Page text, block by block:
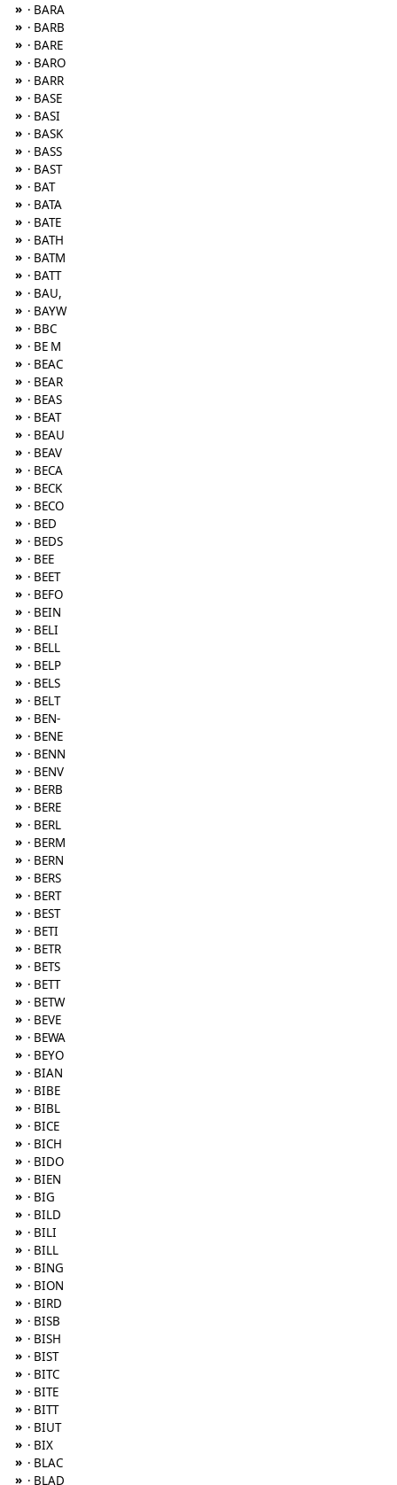
» · BARA
» · BARB
» · BARE
» · BARO
» · BARR
» · BASE
» · BASI
» · BASK
» · BASS
» · BAST
» · BAT
» · BATA
» · BATE
» · BATH
» · BATM
» · BATT
» · BAU,
» · BAYW
» · BBC
» · BE M
» · BEAC
» · BEAR
» · BEAS
» · BEAT
» · BEAU
» · BEAV
» · BECA
» · BECK
» · BECO
» · BED
» · BEDS
» · BEE
» · BEET
» · BEFO
» · BEIN
» · BELI
» · BELL
» · BELP
» · BELS
» · BELT
» · BEN-
» · BENE
» · BENN
» · BENV
» · BERB
» · BERE
» · BERL
» · BERM
» · BERN
» · BERS
» · BERT
» · BEST
» · BETI
» · BETR
» · BETS
» · BETT
» · BETW
» · BEVE
» · BEWA
» · BEYO
» · BIAN
» · BIBE
» · BIBL
» · BICE
» · BICH
» · BIDO
» · BIEN
» · BIG
» · BILD
» · BILI
» · BILL
» · BING
» · BION
» · BIRD
» · BISB
» · BISH
» · BIST
» · BITC
» · BITE
» · BITT
» · BIUT
» · BIX
» · BLAC
» · BLAD